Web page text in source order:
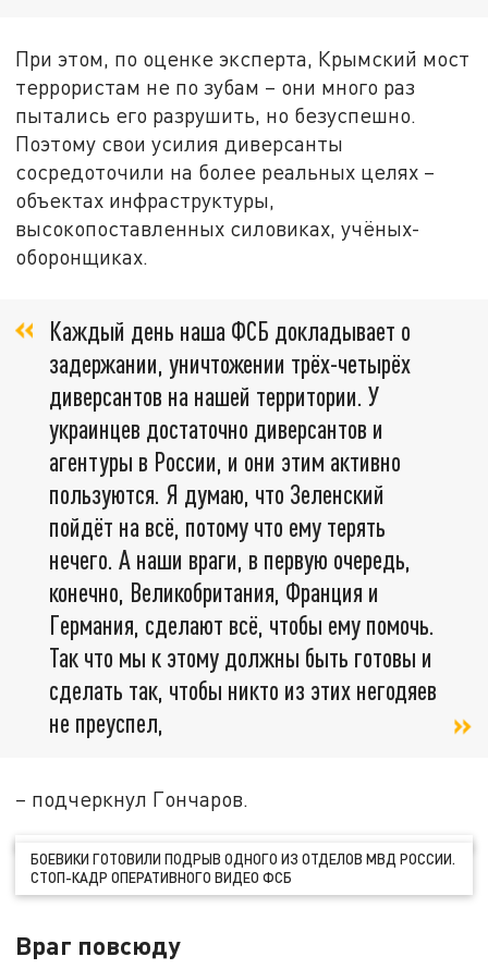
При этом, по оценке эксперта, Крымский мост
террористам не по зубам – они много раз
пытались его разрушить, но безуспешно.
Поэтому свои усилия диверсанты
сосредоточили на более реальных целях –
объектах инфраструктуры,
высокопоставленных силовиках, учёных-
оборонщиках.
Каждый день наша ФСБ докладывает о
задержании, уничтожении трёх-четырёх
диверсантов на нашей территории. У
украинцев достаточно диверсантов и
агентуры в России, и они этим активно
пользуются. Я думаю, что Зеленский
пойдёт на всё, потому что ему терять
нечего. А наши враги, в первую очередь,
конечно, Великобритания, Франция и
Германия, сделают всё, чтобы ему помочь.
Так что мы к этому должны быть готовы и
сделать так, чтобы никто из этих негодяев
не преуспел,
– подчеркнул Гончаров.
БОЕВИКИ ГОТОВИЛИ ПОДРЫВ ОДНОГО ИЗ ОТДЕЛОВ МВД РОССИИ.
СТОП-КАДР ОПЕРАТИВНОГО ВИДЕО ФСБ
Враг повсюду